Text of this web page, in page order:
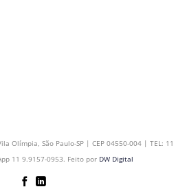
Olímpia, São Paulo-SP | CEP 04550-004 | TEL: 11
11 9.9157-0953. Feito por DW Digital